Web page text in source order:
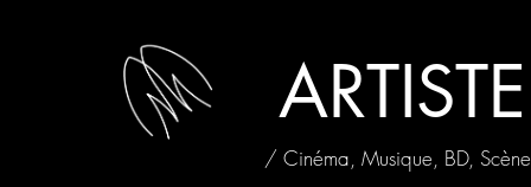
/ Cinéma, Musique, BD,